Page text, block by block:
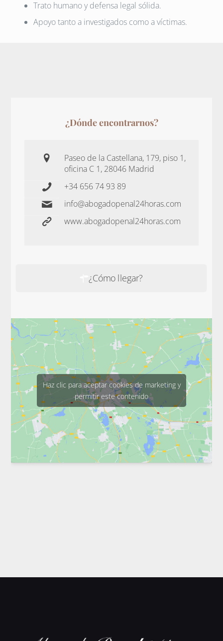
Trato humano y defensa legal sólida.
Apoyo tanto a investigados como a víctimas.
Haz clic para aceptar cookies de marketing y
permitir este contenido
¿Dónde encontrarnos?
Paseo de la Castellana, 179, piso 1,
oficina C 1, 28046 Madrid
+34 656 74 93 89
info@abogadopenal24horas.com
www.abogadopenal24horas.com
¿Cómo llegar?